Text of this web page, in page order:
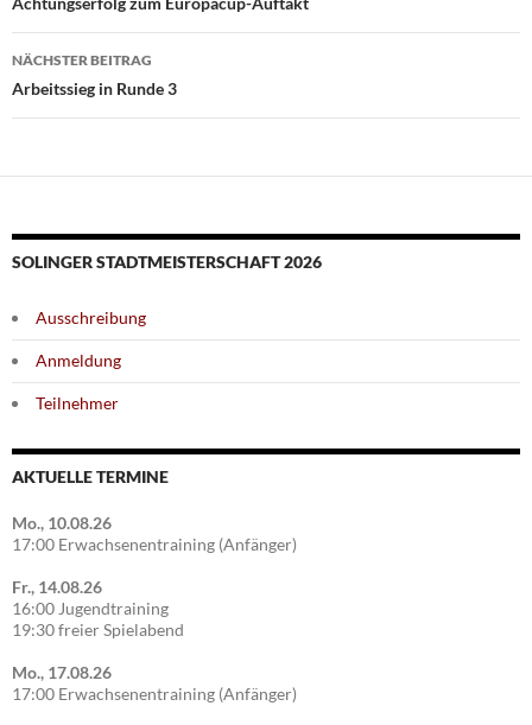
NÄCHSTER BEITRAG
Arbeitssieg in Runde 3
SOLINGER STADTMEISTERSCHAFT 2026
Ausschreibung
Anmeldung
Teilnehmer
AKTUELLE TERMINE
Mo., 10.08.26
17:00 Erwachsenentraining (Anfänger)
Fr., 14.08.26
16:00 Jugendtraining
19:30 freier Spielabend
Mo., 17.08.26
17:00 Erwachsenentraining (Anfänger)